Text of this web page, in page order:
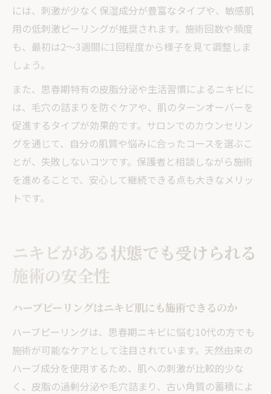
には、刺激が少なく保湿成分が豊富なタイプや、敏感肌
用の低刺激ピーリングが推奨されます。施術回数や頻度
も、最初は2〜3週間に1回程度から様子を見て調整しま
しょう。
また、思春期特有の皮脂分泌や生活習慣によるニキビに
は、毛穴の詰まりを防ぐケアや、肌のターンオーバーを
促進するタイプが効果的です。サロンでのカウンセリン
グを通じて、自分の肌質や悩みに合ったコースを選ぶこ
とが、失敗しないコツです。保護者と相談しながら施術
を進めることで、安心して継続できる点も大きなメリッ
トです。
ニキビがある状態でも受けられる
施術の安全性
ハーブピーリングはニキビ肌にも施術できるのか
ハーブピーリングは、思春期ニキビに悩む10代の方でも
施術が可能なケアとして注目されています。天然由来の
ハーブ成分を使用するため、肌への刺激が比較的少な
く、皮脂の過剰分泌や毛穴詰まり、古い角質の蓄積によ